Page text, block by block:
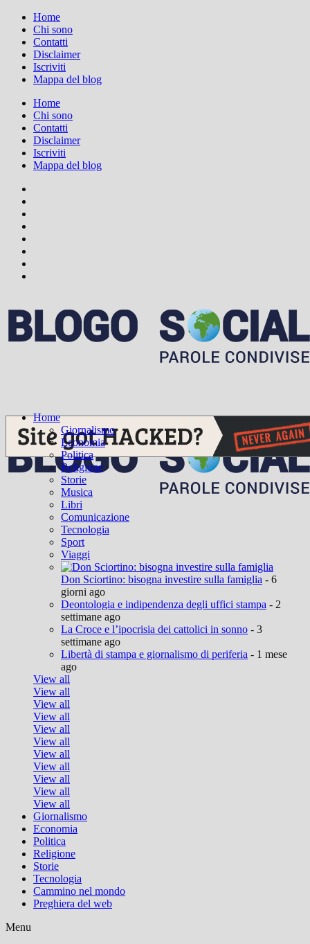
Home
Chi sono
Contatti
Disclaimer
Iscriviti
Mappa del blog
Home
Chi sono
Contatti
Disclaimer
Iscriviti
Mappa del blog
Home
Giornalismo
Economia
Politica
Religione
Storie
Musica
Libri
Comunicazione
Tecnologia
Sport
Viaggi
Don Sciortino: bisogna investire sulla famiglia - 6
giorni ago
Deontologia e indipendenza degli uffici stampa - 2
settimane ago
La Croce e l’ipocrisia dei cattolici in sonno - 3
settimane ago
Libertà di stampa e giornalismo di periferia - 1 mese
ago
View all
View all
View all
View all
View all
View all
View all
View all
View all
View all
View all
Giornalismo
Economia
Politica
Religione
Storie
Tecnologia
Cammino nel mondo
Preghiera del web
Menu